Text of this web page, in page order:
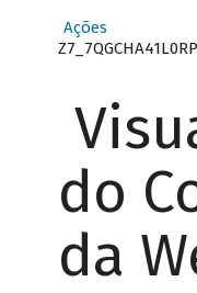
Ações
do
da